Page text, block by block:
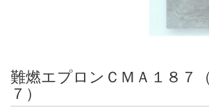
難燃エプロンＣＭＡ１８７
７）